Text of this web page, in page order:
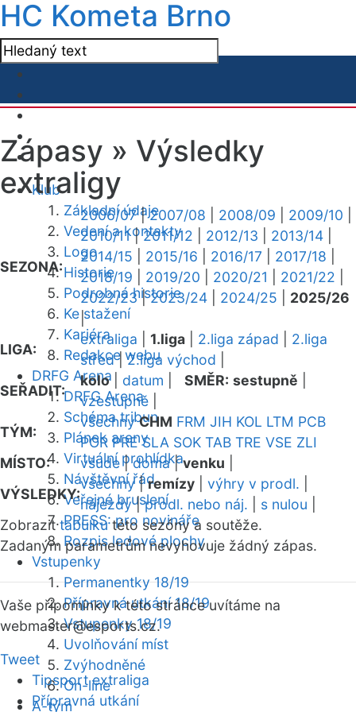
HC Kometa Brno
Klub
Základní údaje
Vedení a kontakty
Logo
Historie
Podrobná historie
Ke stažení
Kariéra
Redakce webu
DRFG Arena
DRFG Arena
Schéma tribun
Plánek areny
Virtuální prohlídka
Návštěvní řád
Veřejné bruslení
PRESS: pro novináře
Rozpis ledové plochy
Vstupenky
Permanentky 18/19
Přípravná utkání 18/19
Vstupenky 18/19
Uvolňování míst
Zvýhodněné
On-line
A-tým
Zápasy » Výsledky
extraligy
SEZONA:
2006/07|2007/08 2008/09 2009/10
2010/11|2011/12 2012/13 2013/14
2014/15
2015/16 2016/17 2017/18
2018/19
2019/20 2020/21 2021/22
2022/23|2023/24 2024/25
2025/26
|
LIGA:
extraliga 1.liga 2.liga západ
2.liga
střed|2.liga východ
SEŘADIT:
kolo| datum SMĚR: sestupně
vzestupně
TÝM:
všechny CHM FRM JIH KOL LTM PCB
POR PRE SLA SOK TAB TRE VSE ZLI
MÍSTO:
všude|doma|venku
VÝSLEDKY:
všechny|remízy výhry v prodl.
nájezdy|prodl. nebo náj. s nulou
Zobrazittabulkutéto sezóny a soutěže.
Zadaným parametrům nevyhovuje žádný zápas.
Vaše připomínky k této stránce uvítáme na
webmaster@esports.cz.
Tweet
Tipsport extraliga
Přípravná utkání